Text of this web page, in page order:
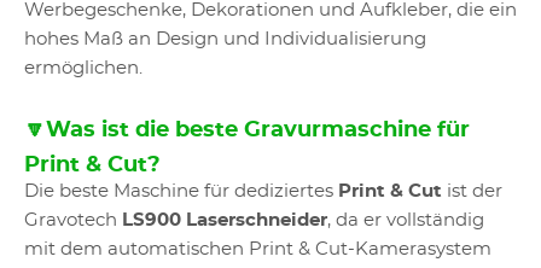
Werbegeschenke, Dekorationen und Aufkleber, die ein
hohes Maß an Design und Individualisierung
ermöglichen.
🔽Was ist die beste Gravurmaschine für
Print & Cut?
Die beste Maschine für dediziertes Print & Cut ist der
Gravotech LS900 Laserschneider, da er vollständig
mit dem automatischen Print & Cut-Kamerasystem